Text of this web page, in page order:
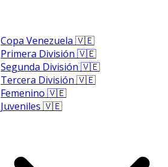
Copa Venezuela 🇻🇪
Primera División 🇻🇪
Segunda División 🇻🇪
Tercera División 🇻🇪
Femenino 🇻🇪
Juveniles 🇻🇪